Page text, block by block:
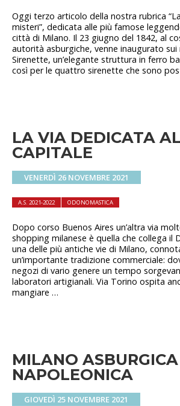
Oggi terzo articolo della nostra rubrica
misteri”, dedicata alle più famose
città di Milano. Il 23 giugno del 1842, al
autorità asburgiche, venne inaugurato sui
Sirenette, un’elegante struttura in ferro
così per le quattro sirenette che sono
LA VIA DEDICATA
CAPITALE
VENERDÌ 26 NOVEMBRE 2021
A.S. 2021-2022 ODONOMASTICA
Dopo corso Buenos Aires un’altra via
shopping milanese è quella che collega il
una delle più antiche vie di Milano,
un’importante tradizione commerciale:
negozi di vario genere un tempo
laboratori artigianali. Via Torino ospita
mangiare …
MILANO
NAPOLEONICA
GIOVEDÌ 25 NOVEMBRE 2021